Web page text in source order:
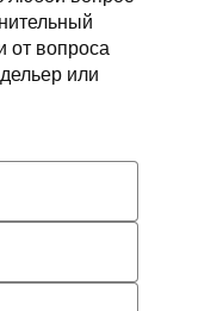
от вопроса
или